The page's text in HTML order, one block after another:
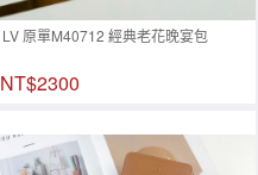
LV 原單M40712 經典老花晚宴包
NT$2300